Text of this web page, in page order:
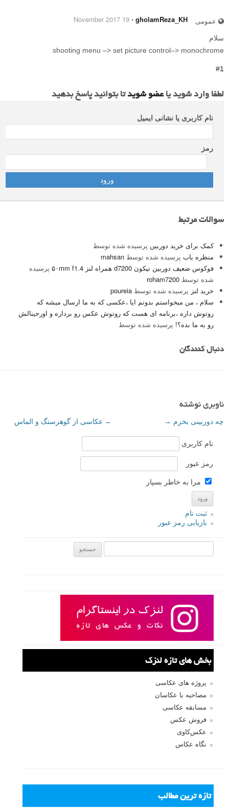
عمومی gholamReza_KH
⋅
19 November 2017
سلام
shooting menu –> set picture control–> monochrome
#1
لطفا وارد شوید یاعضو شویدتا بتوانید پاسخ بدهید
نام کاربری یا نشانی ایمیل
رمز
سوالات مرتبط
کمک برای خرید دوربین پرسیده شده توسط
منظره یاب پرسیده شده توسط mahsan
فوکوس ضعیف دوربین نیکون d7200 همراه لنز ۵۰mm f1.4
پرسیده
شده توسط roham7200
خرید لنز پرسیده شده توسط poureia
سلام ، من میخواستم بدونم ایا ،عکسی که به ما ارسال میشه که
روتوش داره ،برنامه ای هست که روتوش عکس رو برداره و اورجینالش
رو به ما بده؟! پرسیده شده توسط
دنبال کنندگان
ناوبری نوشته
← عکاسی از گوهرسنگ و الماس چه دوربینی بخرم →
نام کاربری
رمز عبور
مرا به خاطر بسپار
ثبت نام
بازیابی رمز عبور
بخش های تازه لنزک
پروژه های عکاسی
مصاحبه با عکاسان
مسابقه عکاسی
فروش عکس
عکس‌کاوی
نگاه عکاس
تازه ترین مطالب